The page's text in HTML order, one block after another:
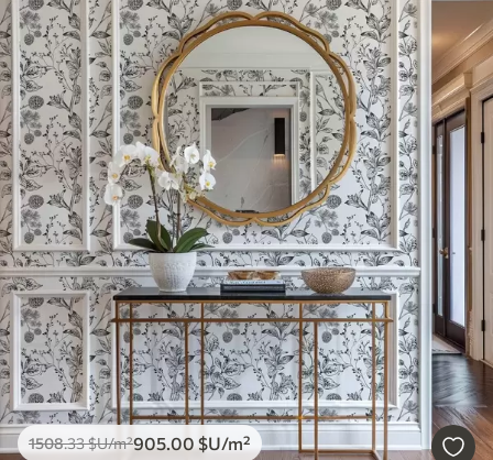
1508.33$U/m²905.00 $U/m²